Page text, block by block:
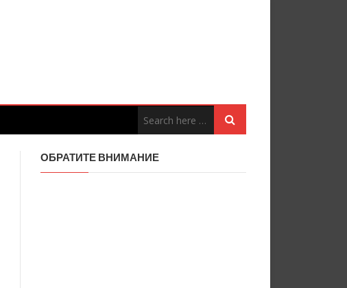
ОБРАТИТЕ ВНИМАНИЕ